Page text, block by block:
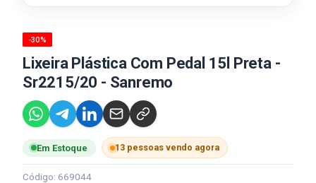
-30%
Lixeira Plástica Com Pedal 15l Preta -
Sr2215/20 - Sanremo
Em Estoque 13 pessoas vendo agora
Código: 669044